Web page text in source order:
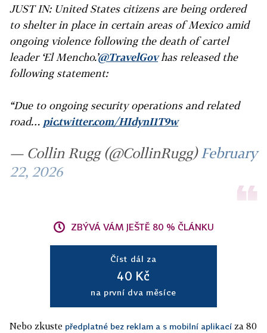
JUST IN: United States citizens are being ordered
to shelter in place in certain areas of Mexico amid
ongoing violence following the death of cartel
leader ‘El Mencho.’@TravelGovhas released the
following statement:
“Due to ongoing security operations and related
road… pic.twitter.com/HIdynI1T9w
— Collin Rugg (@CollinRugg) February
22, 2026
ZBÝVÁ VÁM JEŠTĚ 80 % ČLÁNKU
Číst dál za
40 Kč
na první dva měsíce
Nebo zkuste předplatné bez reklam a s mobilní aplikací za 80